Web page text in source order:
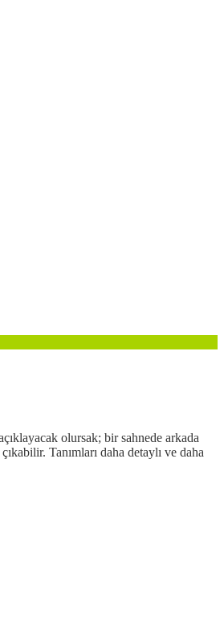
olursak; bir sahnede arkada
Tanımları daha detaylı ve daha